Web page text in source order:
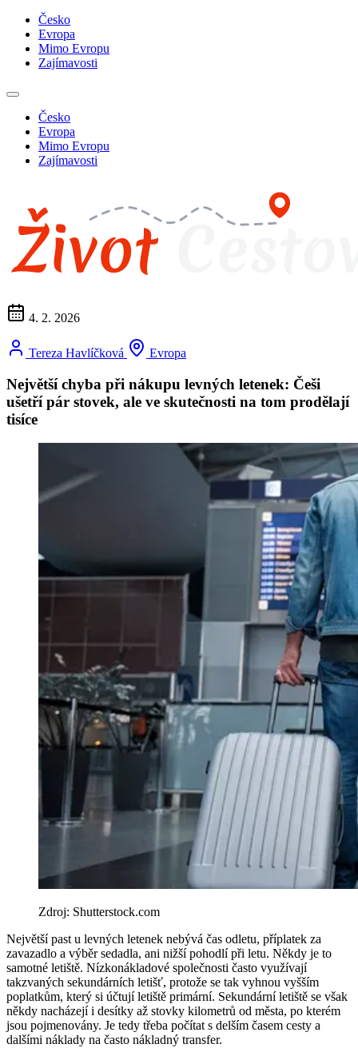
Česko
Evropa
Mimo Evropu
Zajímavosti
Česko
Evropa
Mimo Evropu
Zajímavosti
4. 2. 2026
Tereza Havlíčková Evropa
Největší chyba při nákupu levných letenek: Češi
ušetří pár stovek, ale ve skutečnosti na tom prodělají
tisíce
Zdroj: Shutterstock.com
Největší past u levných letenek nebývá čas odletu, příplatek za
zavazadlo a výběr sedadla, ani nižší pohodlí při letu. Někdy je to
samotné letiště. Nízkonákladové společnosti často využívají
takzvaných sekundárních letišť, protože se tak vyhnou vyšším
poplatkům, který si účtují letiště primární. Sekundární letiště se však
někdy nacházejí i desítky až stovky kilometrů od města, po kterém
jsou pojmenovány. Je tedy třeba počítat s delším časem cesty a
dalšími náklady na často nákladný transfer.